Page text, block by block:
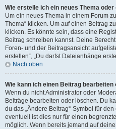
Wie erstelle ich ein neues Thema
Um ein neues Thema in einem Forum
Thema“ klicken. Um auf einen Beitrag
klicken. Es könnte sein, dass eine
Beitrag schreiben kannst. Deine
Foren- und der Beitragsansicht
erstellen“, „Du darfst Dateianhänge
Nach oben
Wie kann ich einen Beitrag bearbeiten
Wenn du nicht Administrator oder
Beiträge bearbeiten oder löschen. Du
du das „Ändere Beitrag“-Symbol für
eventuell ist dies nur für einen
möglich. Wenn bereits jemand auf